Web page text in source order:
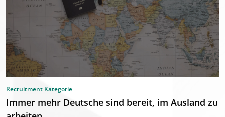
Recruitment Kategorie
Immer mehr Deutsche sind bereit, im Ausland zu